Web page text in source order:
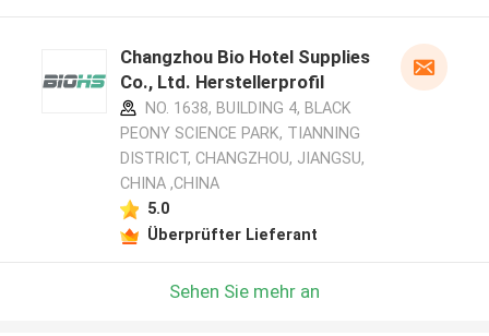
Changzhou Bio Hotel Supplies
Co., Ltd. Herstellerprofil
NO. 1638, BUILDING 4, BLACK
PEONY SCIENCE PARK, TIANNING
DISTRICT, CHANGZHOU, JIANGSU,
CHINA ,CHINA
5.0
Überprüfter Lieferant
Sehen Sie mehr an